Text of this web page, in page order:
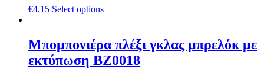
€4,15 Select options
Μπομπονιέρα πλέξι γκλας μπρελόκ με
εκτύπωση ΒZ0018